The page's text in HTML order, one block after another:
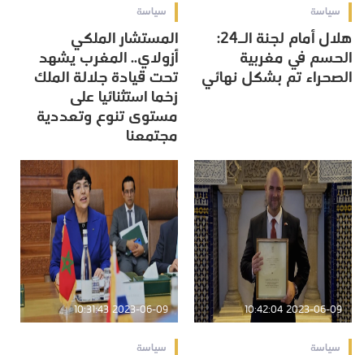
سياسة
هلال أمام لجنة الـ24:
الحسم في مغربية
الصحراء تم بشكل نهائي
سياسة
المستشار الملكي
أزولاي.. المغرب يشهد
تحت قيادة جلالة الملك
زخما استثنائيا على
مستوى تنوع وتعددية
مجتمعنا
2023-06-09 10:42:04
سياسة
2023-06-09 10:31:43
سياسة